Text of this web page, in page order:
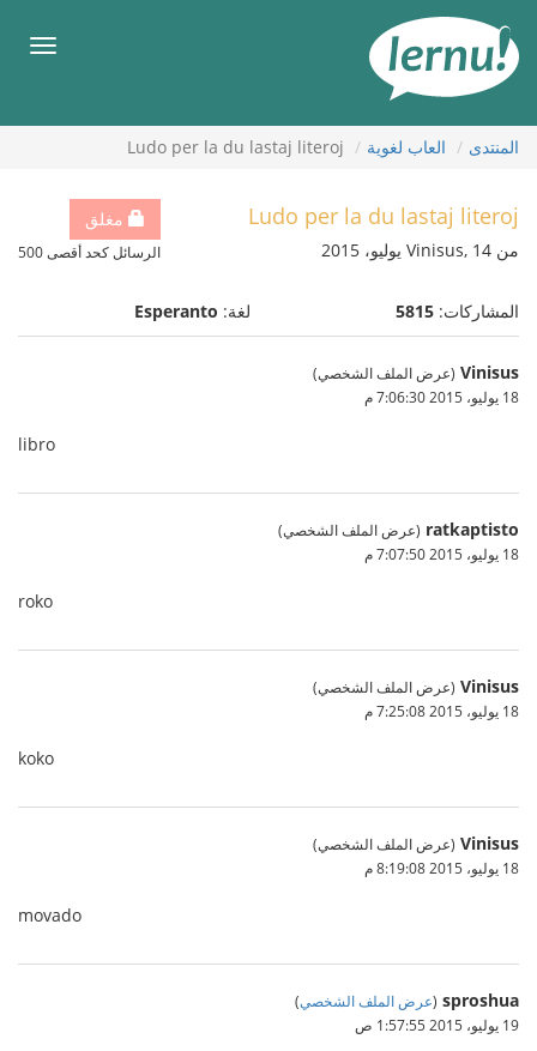
المحتويات
قائمة
المنتدى العاب لغوية Ludo per la du lastaj literoj
مغلق
الرسائل كحد أقصى 500
Ludo per la du lastaj literoj
من Vinisus, 14 يوليو، 2015
المشاركات: 5815 لغة: Esperanto
Vinisus (عرض الملف الشخصي)
18 يوليو، 2015 7:06:30 م
libro
ratkaptisto (عرض الملف الشخصي)
18 يوليو، 2015 7:07:50 م
roko
Vinisus (عرض الملف الشخصي)
18 يوليو، 2015 7:25:08 م
koko
Vinisus (عرض الملف الشخصي)
18 يوليو، 2015 8:19:08 م
movado
sproshua
(عرض الملف الشخصي)
19 يوليو، 2015 1:57:55 ص